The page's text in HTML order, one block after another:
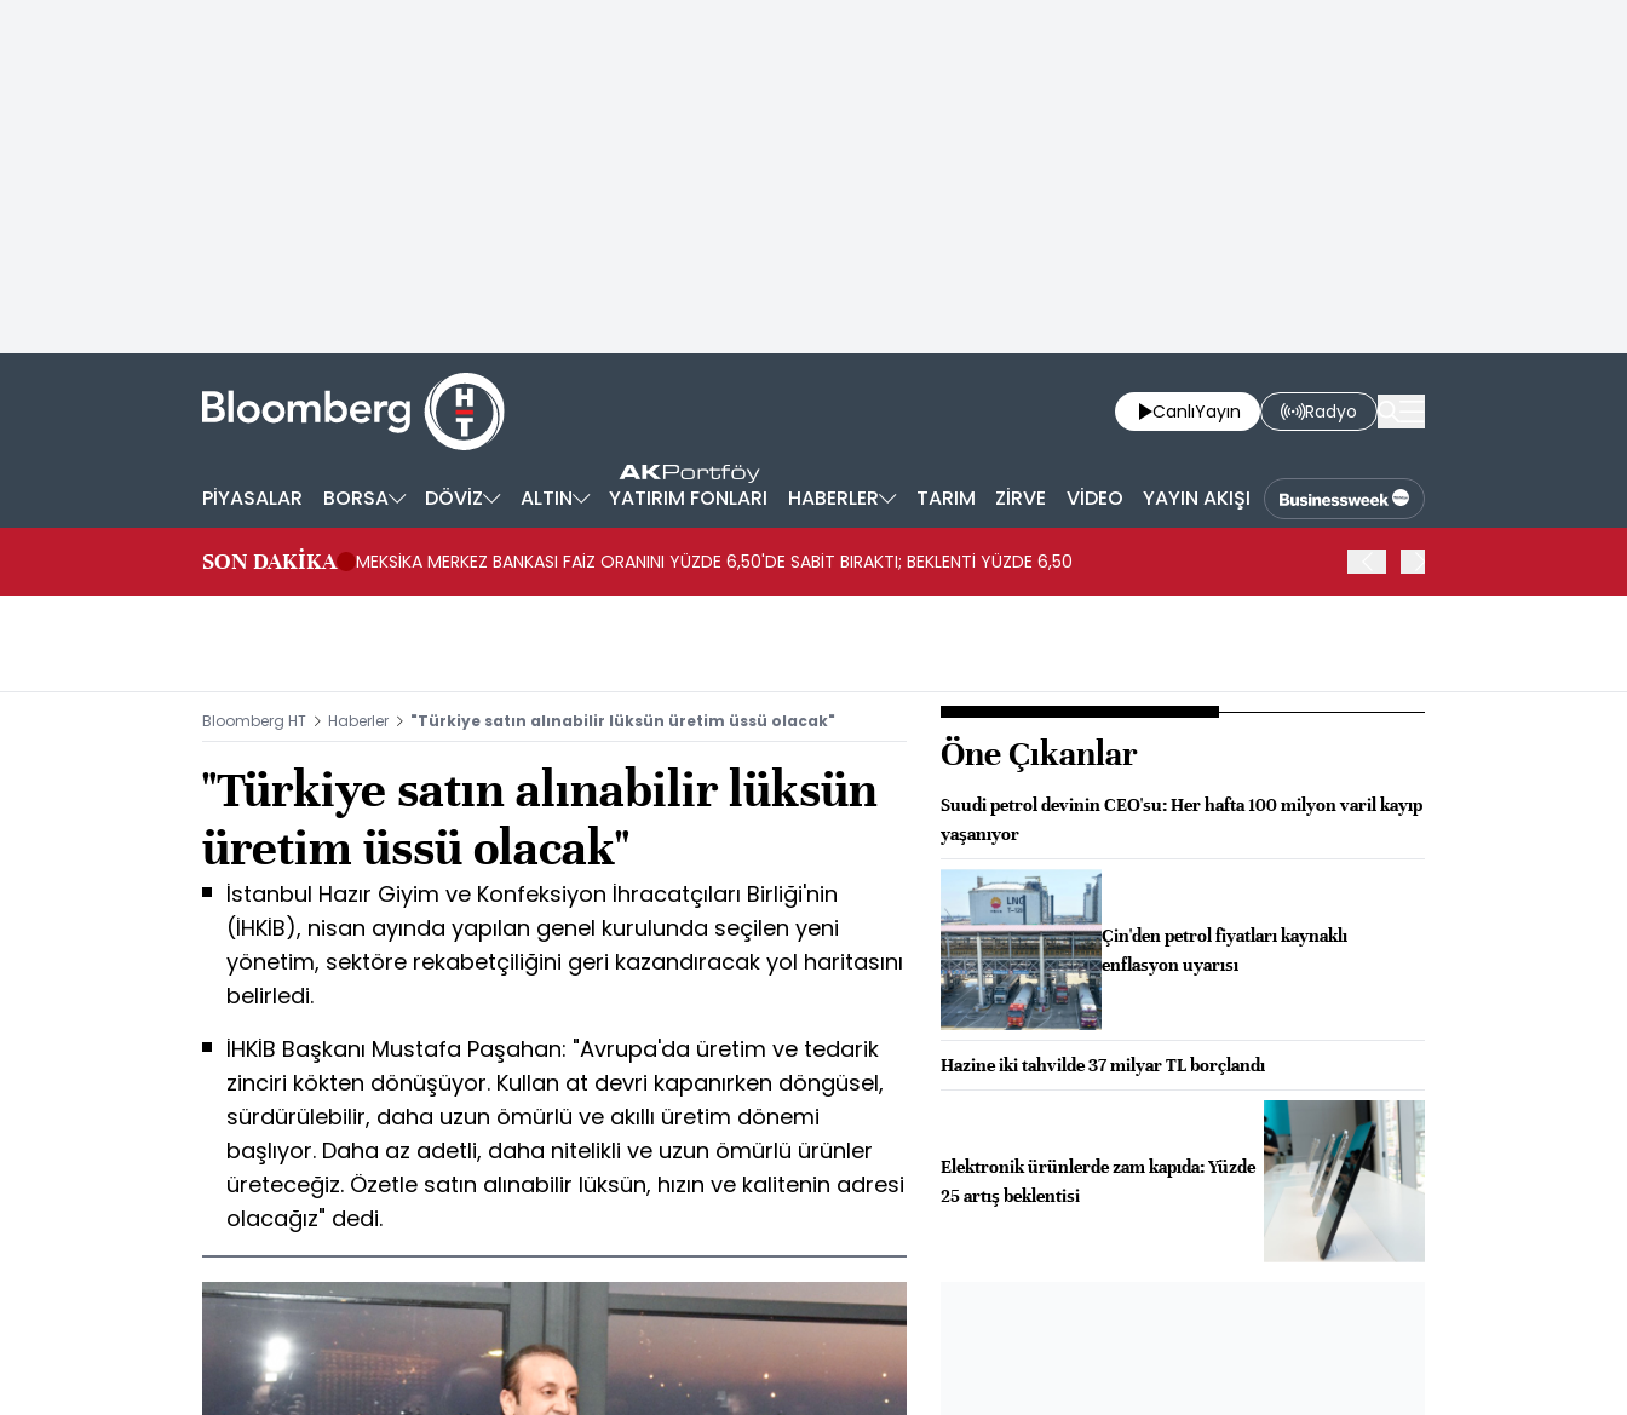
CanlıYayın Radyo
PİYASALAR BORSA DÖVİZ ALTIN YATIRIM FONLARI HABERLER TARIM ZİRVE VİDEO YAYIN AKIŞI
SON DAKİKA MEKSİKA MERKEZ BANKASI FAİZ ORANINI YÜZDE 6,50'DE SABİT BIRAKTI; BEKLENTİ YÜZDE 6,50
Bloomberg HT Haberler "Türkiye satın alınabilir lüksün üretim üssü olacak"
"Türkiye satın alınabilir lüksün
üretim üssü olacak"
İstanbul Hazır Giyim ve Konfeksiyon İhracatçıları Birliği'nin
(İHKİB), nisan ayında yapılan genel kurulunda seçilen yeni
yönetim, sektöre rekabetçiliğini geri kazandıracak yol haritasını
belirledi.
İHKİB Başkanı Mustafa Paşahan: "Avrupa'da üretim ve tedarik
zinciri kökten dönüşüyor. Kullan at devri kapanırken döngüsel,
sürdürülebilir, daha uzun ömürlü ve akıllı üretim dönemi
başlıyor. Daha az adetli, daha nitelikli ve uzun ömürlü ürünler
üreteceğiz. Özetle satın alınabilir lüksün, hızın ve kalitenin adresi
olacağız" dedi.
Öne Çıkanlar
Suudi petrol devinin CEO'su: Her hafta 100 milyon varil kayıp
yaşanıyor
Çin'den petrol fiyatları kaynaklı
enflasyon uyarısı
Hazine iki tahvilde 37 milyar TL borçlandı
Elektronik ürünlerde zam kapıda: Yüzde
25 artış beklentisi